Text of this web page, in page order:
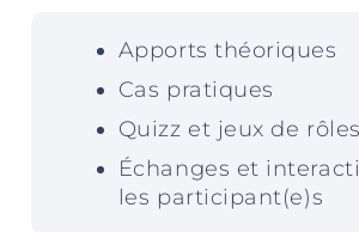
Apports théoriques
Cas pratiques
Quizz et jeux de rôles
Échanges et
les participant(e)s